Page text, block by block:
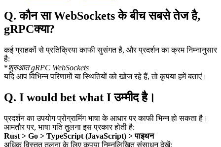
Q. कौन सा WebSockets के बीच सबसे तेज है,
gRPCक्या?
कई ग्राहकों से प्रतिक्रिया काफी सुसंगत है, और प्रदर्शन का क्रम निम्नानुसार
है:
*शुरुआत gRPC WebSockets
यदि आप विभिन्न परिणामों या स्थितियों को खोज रहे हैं, तो कृपया हमें बताएं।
Q. I would bet what I उम्मीद है।
प्रदर्शन का उपयोग प्रोग्रामिंग भाषा के आधार पर काफी भिन्न हो सकता है।
आमतौर पर, भाषा गति तुलना इस प्रकार होती है:
Rust > Go > TypeScript (JavaScript) > पाइथन
अधिक विस्तृत तुलना के लिए कृपया निम्नलिखित संसाधन देखें: